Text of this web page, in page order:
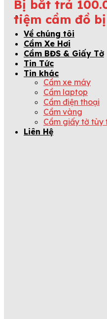
Về chúng tôi
Cầm Xe Hơi
Cầm BĐS & Giấy Tờ
Tin Tức
Tin khác
Cầm xe máy
Cầm laptop
Cầm điện thoại
Cầm vàng
Cầm giấy tờ tùy
Liên Hệ
Bị bắt trả
tiệm cầm đồ